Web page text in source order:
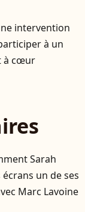
intervention
à un
à cœur
Sarah
un de ses
Marc Lavoine